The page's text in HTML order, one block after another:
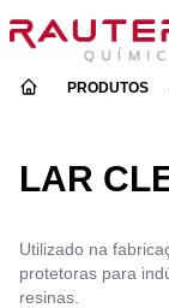
PRODUTOS
LAR
Utilizado na
protetoras para
resinas.